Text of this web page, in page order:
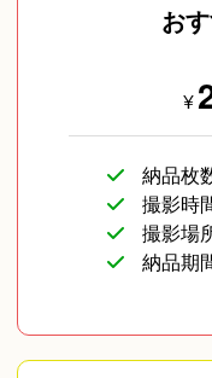
お
¥
納品枚
撮影時
撮影場
納品期